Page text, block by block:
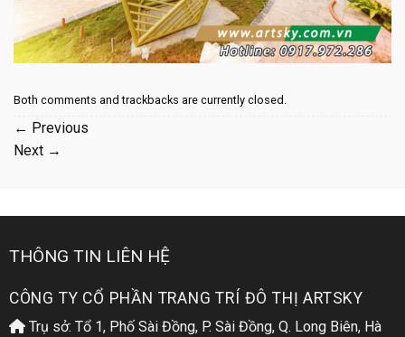
Both comments and trackbacks are currently closed.
← Previous
Next →
THÔNG TIN LIÊN HỆ
CÔNG TY CỔ PHẦN TRANG TRÍ ĐÔ THỊ ARTSKY
Trụ sở: Tổ 1, Phố Sài Đồng, P. Sài Đồng, Q. Long Biên, Hà